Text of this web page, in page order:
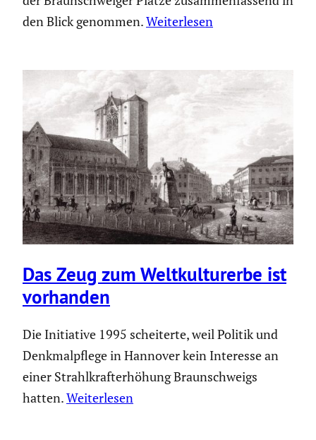
den Blick genommen.Weiterlesen
Das Zeug zum Weltkul­tur­erbe ist
vorhanden
Die Initiative 1995 scheiterte, weil Politik und
Denkmalpflege in Hannover kein Interesse an
einer Strahlkrafterhöhung Braunschweigs
hatten.Weiterlesen